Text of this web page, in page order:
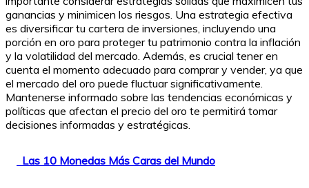
ganancias y minimicen los riesgos. Una estrategia efectiva
es diversificar tu cartera de inversiones, incluyendo una
porción en oro para proteger tu patrimonio contra la inflación
y la volatilidad del mercado. Además, es crucial tener en
cuenta el momento adecuado para comprar y vender, ya que
el mercado del oro puede fluctuar significativamente.
Mantenerse informado sobre las tendencias económicas y
políticas que afectan el precio del oro te permitirá tomar
decisiones informadas y estratégicas.
Las 10 Monedas Más Caras del Mundo